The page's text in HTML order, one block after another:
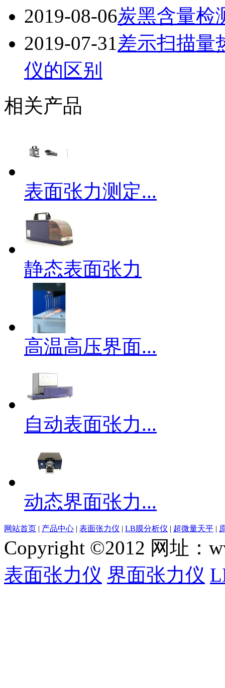
2019-08-06炭黑含量检
2019-07-31差示扫描量
仪的区别
相关产品
表面张力测定...
静态表面张力
高温高压界面...
自动表面张力...
动态界面张力...
网站首页 | 产品中心 | 表面张力仪 | LB膜分析仪 | 超微量天平 |
Copyright ©2012 网址：
表面张力仪 界面张力仪